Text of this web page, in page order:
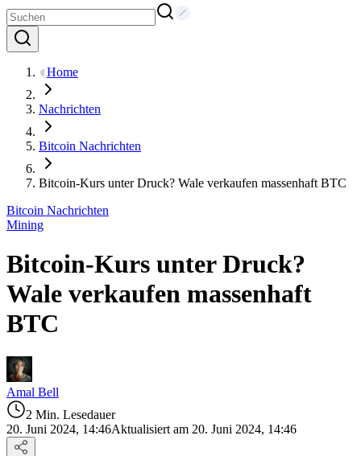
Home
Nachrichten
Bitcoin Nachrichten
Bitcoin-Kurs unter Druck? Wale verkaufen massenhaft BTC
Bitcoin Nachrichten
Mining
Bitcoin-Kurs unter Druck?
Wale verkaufen massenhaft
BTC
Amal Bell
2 Min. Lesedauer
20. Juni 2024, 14:46Aktualisiert am 20. Juni 2024, 14:46